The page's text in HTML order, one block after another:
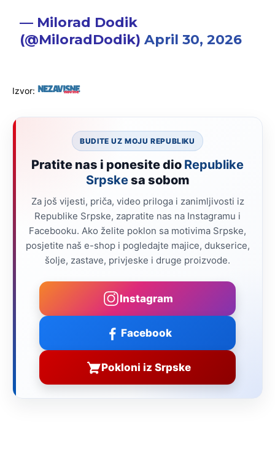
— Milorad Dodik
(@MiloradDodik)April 30, 2026
Izvor:
BUDITE UZ MOJU REPUBLIKU
Pratite nas i ponesite dio Republike
Srpskesa sobom
Za još vijesti, priča, video priloga i zanimljivosti iz
Republike Srpske, zapratite nas na Instagramu i
Facebooku. Ako želite poklon sa motivima Srpske,
posjetite naš e-shop i pogledajte majice, dukserice,
šolje, zastave, privjeske i druge proizvode.
Instagram
Facebook
Pokloni iz Srpske